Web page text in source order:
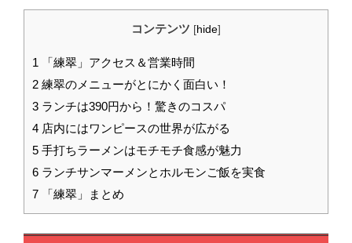
コンテンツ [hide]
1 「練翠」アクセス＆営業時間
2 練翠のメニューがとにかく面白い！
3 ランチは390円から！驚きのコスパ
4 店内にはワンピースの世界が広がる
5 手打ちラーメンはモチモチ食感が魅力
6 ランチサンマーメンとホルモンご飯を実食
7 「練翠」まとめ